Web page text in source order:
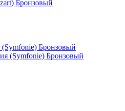
Бронзовый
Бронзовый